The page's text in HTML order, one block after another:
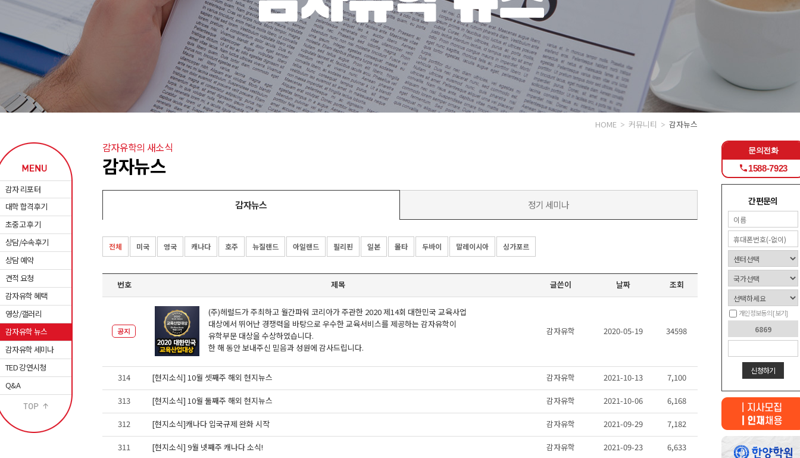
문의전화
1588-7923
간편문의
개인정보동의[보기]
신청하기
HOME 커뮤니티 감자뉴스
감자유학의 새소식
감자뉴스
감자뉴스 정기 세미나
전체 미국 영국 캐나다 호주 뉴질랜드 아일랜드 필리핀 일본 몰타 두바이 말레이시아 싱가포르
번호 제목 글쓴이 날짜 조회
공지
(주)헤럴드가 주최하고 월간파워 코리아가 주관한 2020 제14회 대한민국 교육사업
대상에서 뛰어난 경쟁력을 바탕으로 우수한 교육서비스를 제공하는 감자유학이
유학부문 대상을 수상하였습니다.
한 해 동안 보내주신 믿음과 성원에 감사드립니다.
감자유학 2020-05-19 34598
314 [현지소식] 10월 셋째주 해외 현지뉴스 감자유학 2021-10-13 7,100
313 [현지소식] 10월 둘째주 해외 현지뉴스 감자유학 2021-10-06 6,168
312 [현지소식]캐나다 입국규제 완화 시작 감자유학 2021-09-29 7,182
311 [현지소식] 9월 넷째주 캐나다 소식! 감자유학 2021-09-23 6,633
감자 리포터
대학 합격후기
초중고 후기
상담/수속후기
상담 예약
견적 요청
감자유학 혜택
영상/갤러리
감자유학 뉴스
감자유학 세미나
TED 강연시청
Q&A